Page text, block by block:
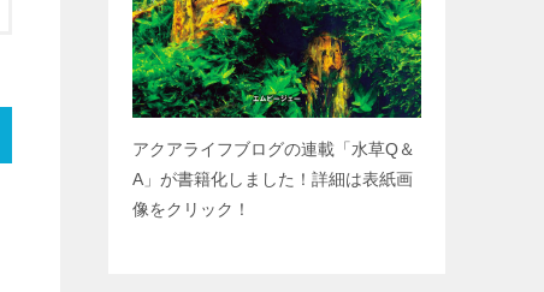
アクアライフブログの連載「水草Q＆
A 」が書籍化しました！詳細は表紙画
像をクリック！